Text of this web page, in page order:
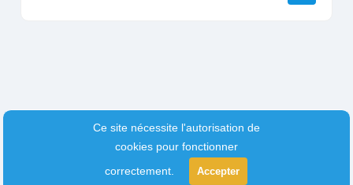
Ce site nécessite l'autorisation de
cookies pour fonctionner
correctement.
Accepter